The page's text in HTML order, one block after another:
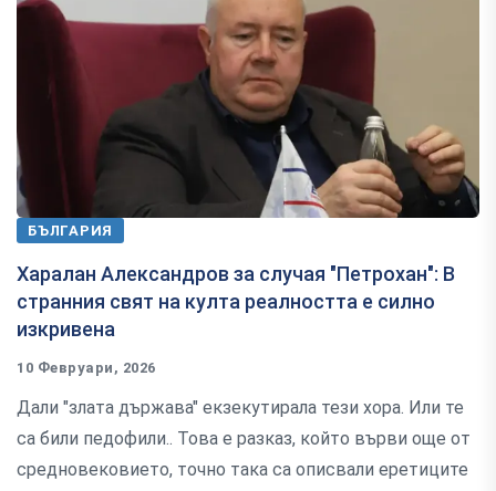
БЪЛГАРИЯ
Харалан Александров за случая "Петрохан": В
странния свят на култа реалността е силно
изкривена
10 Февруари, 2026
Дали "злата държава" екзекутирала тези хора. Или те
са били педофили.. Това е разказ, който върви още от
средновековието, точно така са описвали еретиците